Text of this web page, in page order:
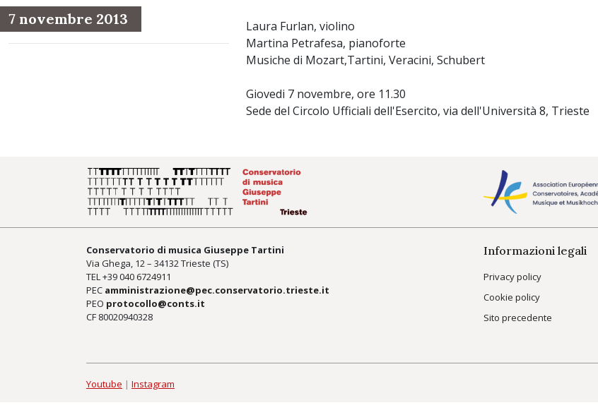
7 novembre 2013
Laura Furlan, violino
Martina Petrafesa, pianoforte
Musiche di Mozart,Tartini, Veracini, Schubert
Giovedi 7 novembre, ore 11.30
Sede del Circolo Ufficiali dell'Esercito, via dell'Università 8, Trieste
Conservatorio di musica Giuseppe Tartini
Via Ghega, 12 – 34132 Trieste (TS)
TEL +39040 6724911
PEC amministrazione@pec.conservatorio.trieste.it
PEO protocollo@conts.it
CF 80020940328
Informazioni legali
Privacy policy
Cookie policy
Sito precedente
Youtube | Instagram